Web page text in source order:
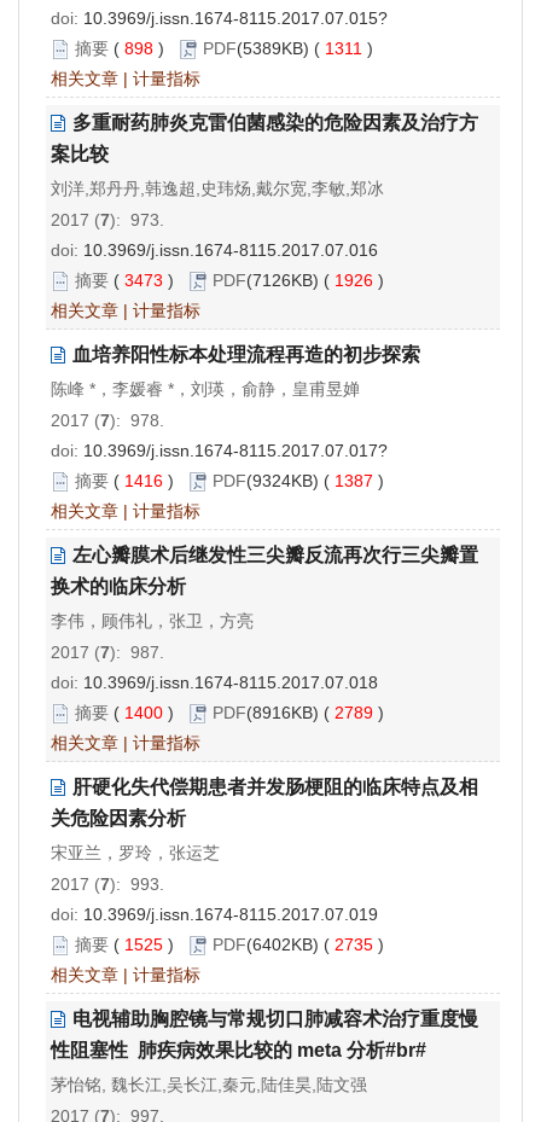
doi: 10.3969/j.issn.1674-8115.2017.07.015?
摘要 ( 898 ) PDF(5389KB) ( 1311 )
相关文章 | 计量指标
多重耐药肺炎克雷伯菌感染的危险因素及治疗方
案比较
刘洋,郑丹丹,韩逸超,史玮炀,戴尔宽,李敏,郑冰
2017 (7): 973.
doi: 10.3969/j.issn.1674-8115.2017.07.016
摘要 ( 3473 ) PDF(7126KB) ( 1926 )
相关文章 | 计量指标
血培养阳性标本处理流程再造的初步探索
陈峰 *，李媛睿 *，刘瑛，俞静，皇甫昱婵
2017 (7): 978.
doi: 10.3969/j.issn.1674-8115.2017.07.017?
摘要 ( 1416 ) PDF(9324KB) ( 1387 )
相关文章 | 计量指标
左心瓣膜术后继发性三尖瓣反流再次行三尖瓣置
换术的临床分析
李伟，顾伟礼，张卫，方亮
2017 (7): 987.
doi: 10.3969/j.issn.1674-8115.2017.07.018
摘要 ( 1400 ) PDF(8916KB) ( 2789 )
相关文章 | 计量指标
肝硬化失代偿期患者并发肠梗阻的临床特点及相
关危险因素分析
宋亚兰，罗玲，张运芝
2017 (7): 993.
doi: 10.3969/j.issn.1674-8115.2017.07.019
摘要 ( 1525 ) PDF(6402KB) ( 2735 )
相关文章 | 计量指标
电视辅助胸腔镜与常规切口肺减容术治疗重度慢
性阻塞性  肺疾病效果比较的 meta 分析#br#
茅怡铭, 魏长江,吴长江,秦元,陆佳昊,陆文强
2017 (7): 997.